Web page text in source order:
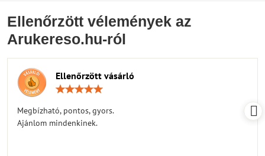
Ellenőrzött vélemények az
Arukereso.hu-ról
Ellenőrzött vásárló
Megbízható, pontos, gyors.
Ajánlom mindenkinek.